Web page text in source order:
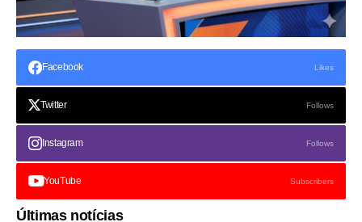
Facebook Likes
Twitter Follows
Instagram Follows
YouTube Subscribers
Últimas notícias